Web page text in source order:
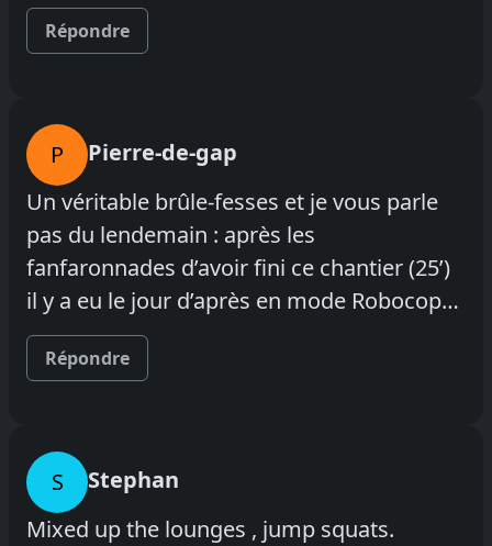
Répondre
P
Pierre-de-gap
Un véritable brûle-fesses et je vous parle
pas du lendemain : après les
fanfaronnades d’avoir fini ce chantier (25’)
il y a eu le jour d’après en mode Robocop…
Répondre
S
Stephan
Mixed up the lounges , jump squats.